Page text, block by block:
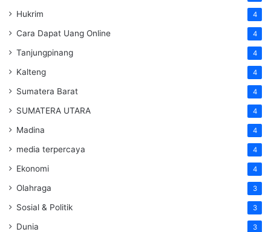
Hukrim 4
Cara Dapat Uang Online 4
Tanjungpinang 4
Kalteng 4
Sumatera Barat 4
SUMATERA UTARA 4
Madina 4
media terpercaya 4
Ekonomi 4
Olahraga 3
Sosial & Politik 3
Dunia 3